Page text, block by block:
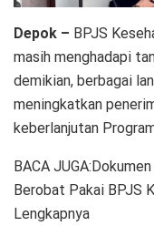
Depok – BPJS
masih menghadapi
demikian, berbagai
meningkatkan
keberlanjutan
BACA
Berobat Pakai BPJS
Lengkapnya